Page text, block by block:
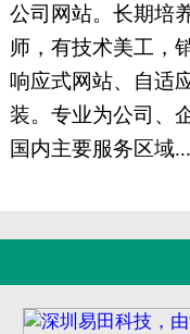
公司网站。长期培
师，有技术美工，
响应式网站、自适
装。专业为公司、
国内主要服务区域...